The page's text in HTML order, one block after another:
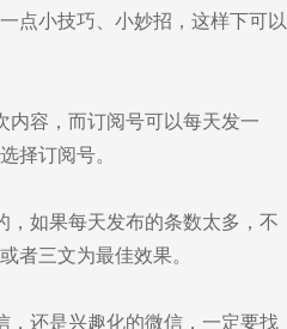
点小技巧、小妙招，这样下可以
内容，而订阅号可以每天发一
择订阅号。
，如果每天发布的条数太多，不
者三文为最佳效果。
，还是兴趣化的微信，一定要找